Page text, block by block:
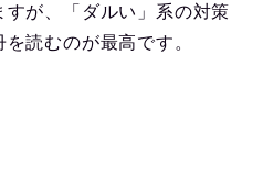
が、「ダルい」系の対策
読むのが最高です。